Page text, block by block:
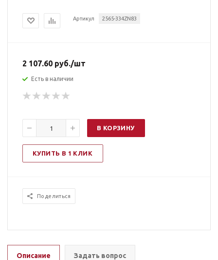
Артикул 2565-334ZN83
2 107.60 руб./шт
Есть в наличии
В КОРЗИНУ
КУПИТЬ В 1 КЛИК
Поделиться
Описание Задать вопрос